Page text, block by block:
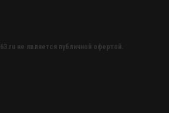
не является публичной офертой.